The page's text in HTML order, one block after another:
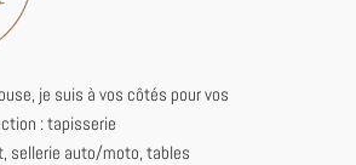
je suis à vos côtés pour vos
: tapisserie
sellerie auto/moto, tables